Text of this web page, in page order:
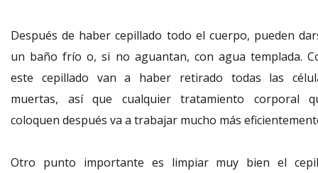
Después de haber cepillado todo el cuerpo, pueden
un baño frío o, si no aguantan, con agua templada.
este cepillado van a haber retirado todas las
muertas, así que cualquier tratamiento corporal
coloquen después va a trabajar mucho más
Otro punto importante es limpiar muy bien el